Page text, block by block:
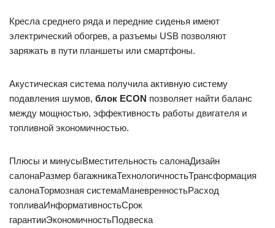
Кресла среднего ряда и передние сиденья имеют
электрический обогрев, а разъемы USB позволяют
заряжать в пути планшеты или смартфоны.
Акустическая система получила активную систему
подавления шумов, блок ECON позволяет найти баланс
между мощностью, эффективность работы двигателя и
топливной экономичностью.
Плюсы и минусыВместительность салонаДизайн
салонаРазмер багажникаТехнологичностьТрансформация
салонаТормозная системаМаневренностьРасход
топливаИнформативностьСрок
гарантииЭкономичностьПодвеска